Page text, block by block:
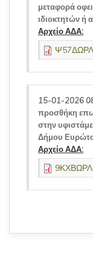
μεταφορά
ιδιοκτητών ή
Αρχείο ΑΔΑ:
15-01-2026
προσθήκη
στην
Δήμου
Αρχείο ΑΔΑ: